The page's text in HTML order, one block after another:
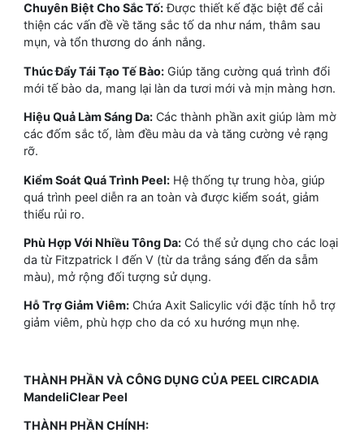
Chuyên Biệt Cho Sắc Tố:Được thiết kế đặc biệt để cải
thiện các vấn đề về tăng sắc tố da như nám, thâm sau
mụn, và tổn thương do ánh nắng.
Thúc Đẩy Tái Tạo Tế Bào: Giúp tăng cường quá trình đổi
mới tế bào da, mang lại làn da tươi mới và mịn màng hơn.
Hiệu Quả Làm Sáng Da: Các thành phần axit giúp làm mờ
các đốm sắc tố, làm đều màu da và tăng cường vẻ rạng
rỡ.
Kiểm Soát Quá Trình Peel: Hệ thống tự trung hòa, giúp
quá trình peel diễn ra an toàn và được kiểm soát, giảm
thiểu rủi ro.
Phù Hợp Với Nhiều Tông Da: Có thể sử dụng cho các loại
da từ Fitzpatrick I đến V (từ da trắng sáng đến da sẫm
màu), mở rộng đối tượng sử dụng.
Hỗ Trợ Giảm Viêm: Chứa Axit Salicylic với đặc tính hỗ trợ
giảm viêm, phù hợp cho da có xu hướng mụn nhẹ.
THÀNH PHẦN VÀ CÔNG DỤNG CỦA PEEL CIRCADIA
MandeliClear Peel
THÀNH PHẦN CHÍNH: